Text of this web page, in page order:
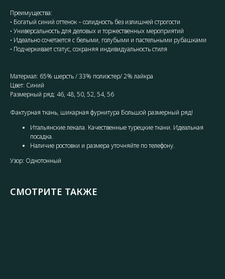
Преимущества:
• Богатый синий оттенок – солидность без излишней строгости
• Универсальность для деловых и торжественных мероприятий
• Идеально сочетается с белыми, голубыми и пастельными рубашками
• Подчеркивает статус, сохраняя индивидуальность стиля
Материал: 65% шерсть / 33% полиэстер/ 2% лайкра
Цвет: Синий
Размерный ряд: 46, 48, 50, 52, 54, 56
Фактурная ткань, шикарная фурнитура Большой размерный ряд!
Итальянские лекала. Качественные турецкие ткани. Идеальная
посадка.
Наличие ростовки и размера уточняйте по телефону.
Узор: Однотонный
СМОТРИТЕ ТАКЖЕ